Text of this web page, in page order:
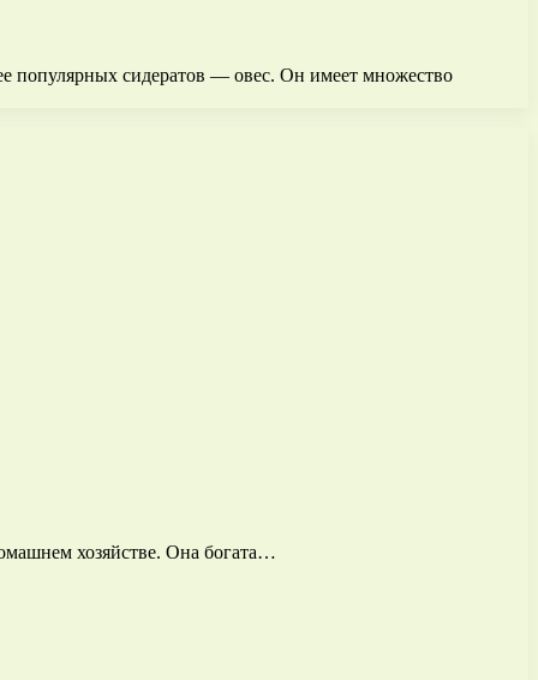
популярных сидератов — овес. Он имеет множество
хозяйстве. Она богата…